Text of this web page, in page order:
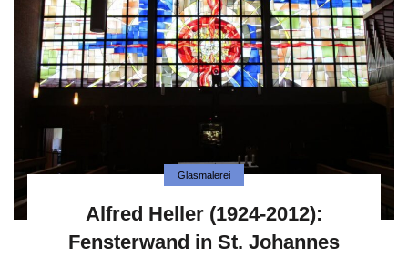
Glasmalerei
Alfred Heller (1924-2012):
Fensterwand in St. Johannes